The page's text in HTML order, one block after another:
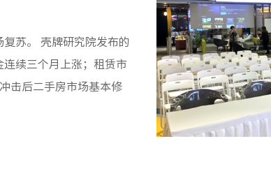
院发布的
续三个月上涨；租赁市
击后二手房市场基本修